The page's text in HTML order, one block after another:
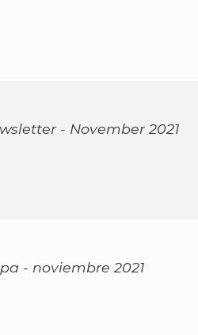
- November 2021
- noviembre 2021